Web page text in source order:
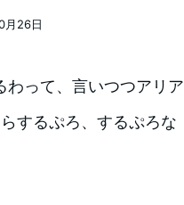
月26日
わって、言いつつアリア
するぷろ、するぷろな